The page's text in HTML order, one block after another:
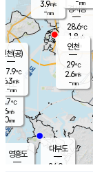
의도
℃
m/s
mm
영흥도
대부도
24.0
경서동
28.6℃
1.8 m/s
-mm
3.9m/s
-mm
mm
인천(공)
27.9℃
6.3m/s
-mm
인천
29℃
2.6m/s
-mm